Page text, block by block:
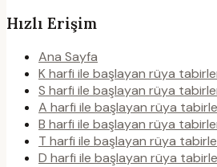
Hızlı Erişim
Ana Sayfa
K harfi ile başlayan rüya
S harfi ile başlayan rüya
A harfi ile başlayan rüya
B harfi ile başlayan rüya
T harfi ile başlayan rüya
D harfi ile başlayan rüya